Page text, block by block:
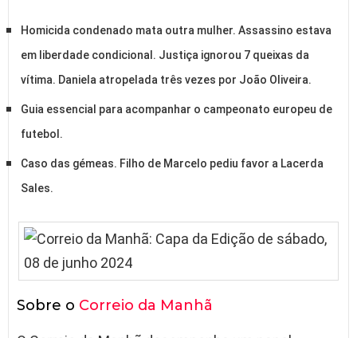
Homicida condenado mata outra mulher. Assassino estava
em liberdade condicional. Justiça ignorou 7 queixas da
vítima. Daniela atropelada três vezes por João Oliveira.
Guia essencial para acompanhar o campeonato europeu de
futebol.
Caso das gémeas. Filho de Marcelo pediu favor a Lacerda
Sales.
Sobre o Correio da Manhã